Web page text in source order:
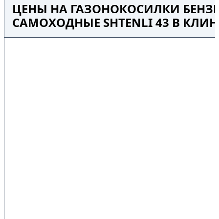
ЦЕНЫ НА ГАЗОНОКОСИЛКИ
САМОХОДНЫЕ SHTENLI 43 В